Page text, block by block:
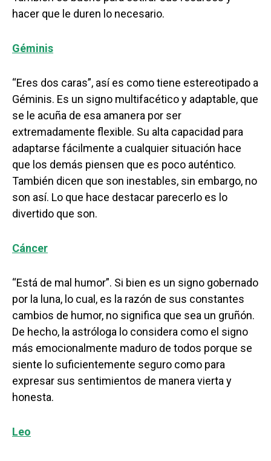
hacer que le duren lo necesario.
Géminis
“Eres dos caras”, así es como tiene estereotipado a
Géminis. Es un signo multifacético y adaptable, que
se le acuña de esa amanera por ser
extremadamente flexible. Su alta capacidad para
adaptarse fácilmente a cualquier situación hace
que los demás piensen que es poco auténtico.
También dicen que son inestables, sin embargo, no
son así. Lo que hace destacar parecerlo es lo
divertido que son.
Cáncer
“Está de mal humor”. Si bien es un signo gobernado
por la luna, lo cual, es la razón de sus constantes
cambios de humor, no significa que sea un gruñón.
De hecho, la astróloga lo considera como el signo
más emocionalmente maduro de todos porque se
siente lo suficientemente seguro como para
expresar sus sentimientos de manera vierta y
honesta.
Leo